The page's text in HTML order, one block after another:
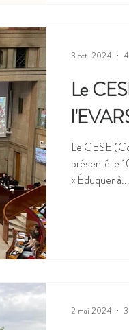
Le
Le CESE
présenté le
« Éduquer à...
3 oct. 2024
2 mai 2024